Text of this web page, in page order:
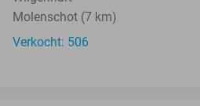
Molenschot (7 km)
Verkocht: 506